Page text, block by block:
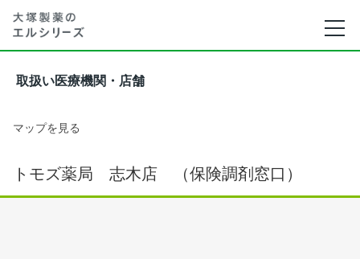
取扱い医療機関・店舗
マップを見る
トモズ薬局 志木店 （保険調剤窓口）